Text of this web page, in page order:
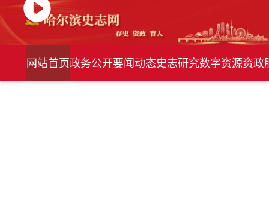
网站首页政务公开要闻动态史志研究数字资源资政